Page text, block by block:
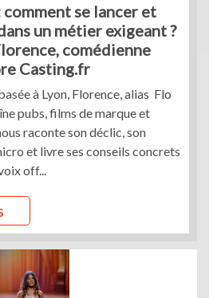
se lancer et
un métier exigeant ?
comédienne
Casting.fr
à Lyon, Florence, alias Flo
pubs, films de marque et
raconte son déclic, son
et livre ses conseils concrets
off...